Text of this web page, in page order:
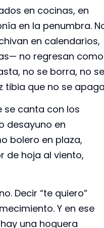
en cocinas, en
en la penumbra.
en calendarios,
no regresan como
no se borra, no se
tibia que no se
se canta con los
desayuno en
bolero en plaza,
de hoja al viento,
Decir “te quiero”
Y en ese
una hoguera